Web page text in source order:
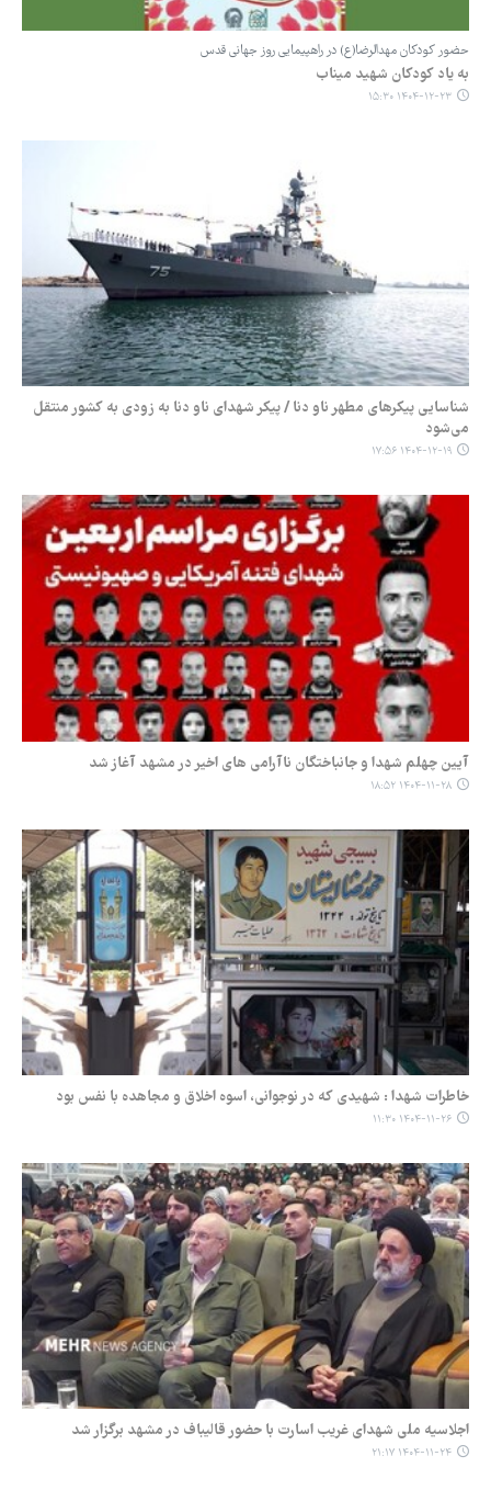
حضور کودکان مهدالرضا(ع) در راهپیمایی روز جهانی قدس
به یاد کودکان شهید میناب
۱۴۰۴-۱۲-۲۳ ۱۵:۳۰
شناسایی پیکرهای مطهر ناو دنا / پیکر شهدای ناو دنا به زودی به کشور منتقل
می‌شود
۱۴۰۴-۱۲-۱۹ ۱۷:۵۶
آیین چهلم شهدا و جانباختگان ناآرامی های اخیر در مشهد آغاز شد
۱۴۰۴-۱۱-۲۸ ۱۸:۵۲
خاطرات شهدا : شهیدی که در نوجوانی، اسوه اخلاق و مجاهده با نفس بود
۱۴۰۴-۱۱-۲۶ ۱۱:۳۰
اجلاسیه ملی شهدای غریب اسارت با حضور قالیباف در مشهد برگزار شد
۱۴۰۴-۱۱-۲۴ ۲۱:۱۷